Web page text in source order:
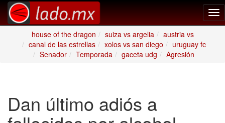
house of the dragon
suiza vs argelia
austria vs
canal de las estrellas
xolos vs san diego
uruguay fc
Senador
Temporada gaceta udg Agresión
Dan último adiós a